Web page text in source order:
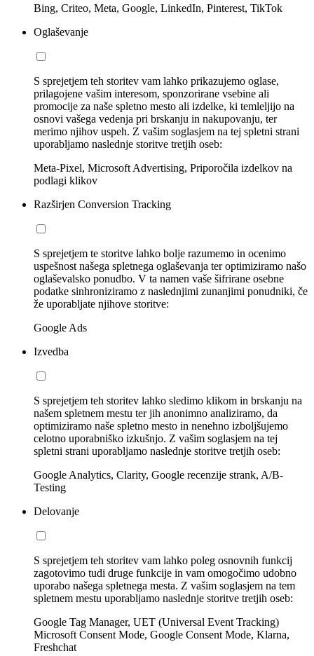
Bing, Criteo, Meta, Google, LinkedIn, Pinterest, TikTok
Oglaševanje
S sprejetjem teh storitev vam lahko prikazujemo oglase,
prilagojene vašim interesom, sponzorirane vsebine ali
promocije za naše spletno mesto ali izdelke, ki temleljijo na
osnovi vašega vedenja pri brskanju in nakupovanju, ter
merimo njihov uspeh. Z vašim soglasjem na tej spletni strani
uporabljamo naslednje storitve tretjih oseb:
Meta-Pixel, Microsoft Advertising, Priporočila izdelkov na
podlagi klikov
Razširjen Conversion Tracking
S sprejetjem te storitve lahko bolje razumemo in ocenimo
uspešnost našega spletnega oglaševanja ter optimiziramo našo
oglaševalsko ponudbo. V ta namen vaše šifrirane osebne
podatke sinhroniziramo z naslednjimi zunanjimi ponudniki, če
že uporabljate njihove storitve:
Google Ads
Izvedba
S sprejetjem teh storitev lahko sledimo klikom in brskanju na
našem spletnem mestu ter jih anonimno analiziramo, da
optimiziramo naše spletno mesto in nenehno izboljšujemo
celotno uporabniško izkušnjo. Z vašim soglasjem na tej
spletni strani uporabljamo naslednje storitve tretjih oseb:
Google Analytics, Clarity, Google recenzije strank, A/B-
Testing
Delovanje
S sprejetjem teh storitev vam lahko poleg osnovnih funkcij
zagotovimo tudi druge funkcije in vam omogočimo udobno
uporabo našega spletnega mesta. Z vašim soglasjem na tem
spletnem mestu uporabljamo naslednje storitve tretjih oseb:
Google Tag Manager, UET (Universal Event Tracking)
Microsoft Consent Mode, Google Consent Mode, Klarna,
Freshchat